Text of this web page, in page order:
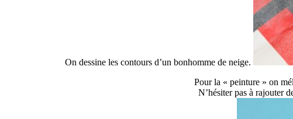
On dessine les contours d’un bonhomme de neige.
Pour la « peinture » on
N’hésiter pas à rajouter